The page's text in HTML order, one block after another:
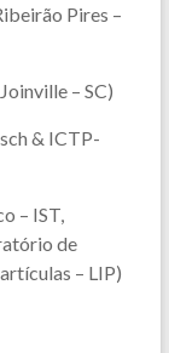
Pires –
Joinville – SC)
& ICTP-
– IST,
de
– LIP)